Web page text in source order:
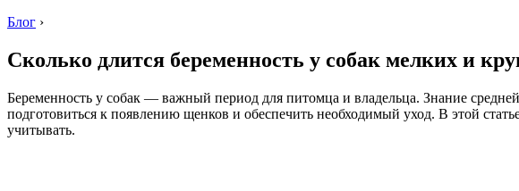
Блог ›
Сколько длится беременность у собак мелких и
Беременность у собак — важный период для питомца и владельца. Знание
подготовиться к появлению щенков и обеспечить необходимый уход. В этой
учитывать.